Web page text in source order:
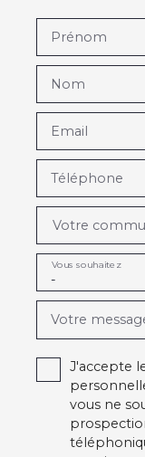
Prénom
Nom
Email
Téléphone
Votre
-
Vous souhaitez
Votre
J'accepte
vous ne